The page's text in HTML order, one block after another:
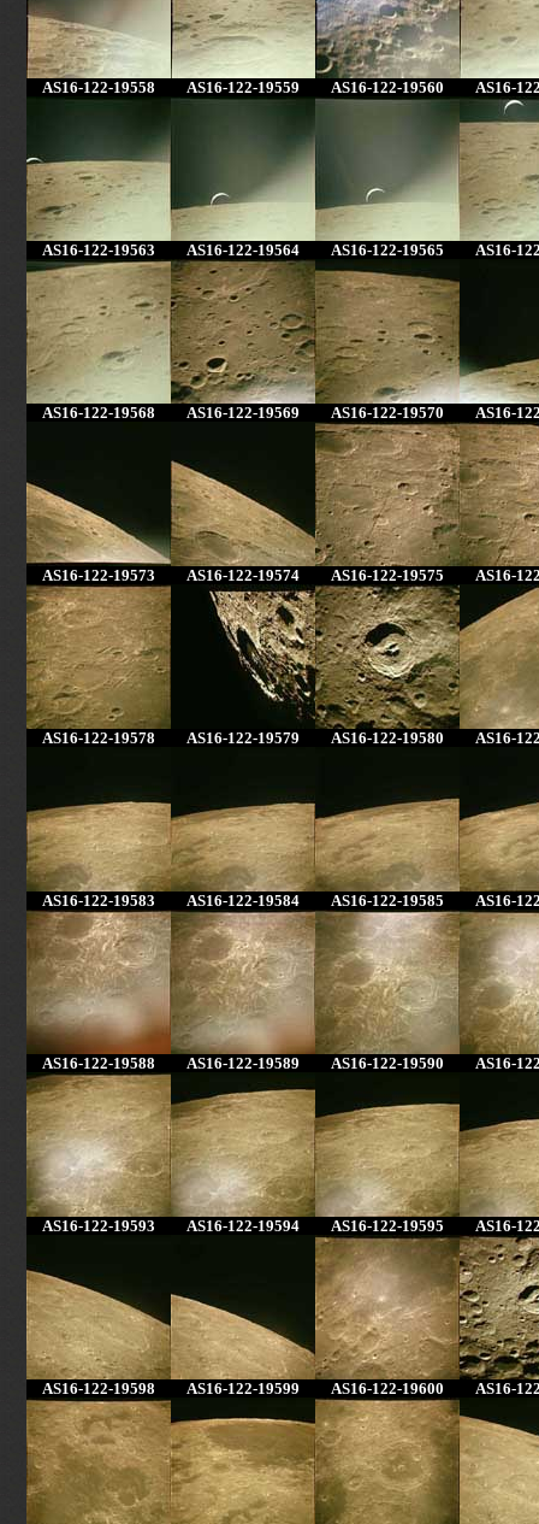
AS16-122-19558 AS16-122-19559 AS16-122-19560 AS16-
AS16-122-19563 AS16-122-19564 AS16-122-19565 AS16-
AS16-122-19568 AS16-122-19569 AS16-122-19570 AS16-
AS16-122-19573 AS16-122-19574 AS16-122-19575 AS16-
AS16-122-19578 AS16-122-19579 AS16-122-19580 AS16-
AS16-122-19583 AS16-122-19584 AS16-122-19585 AS16-
AS16-122-19588 AS16-122-19589 AS16-122-19590 AS16-
AS16-122-19593 AS16-122-19594 AS16-122-19595 AS16-
AS16-122-19598 AS16-122-19599 AS16-122-19600 AS16-